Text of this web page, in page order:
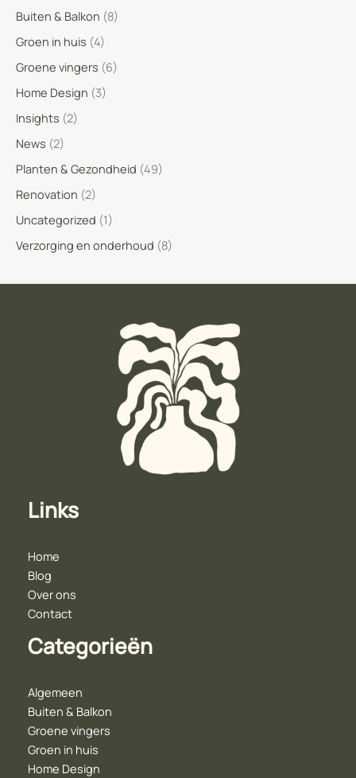
Buiten & Balkon (8)
Groen in huis (4)
Groene vingers (6)
Home Design (3)
Insights (2)
News (2)
Planten & Gezondheid (49)
Renovation (2)
Uncategorized (1)
Verzorging en onderhoud (8)
Links
Home
Blog
Over ons
Contact
Categorieën
Algemeen
Buiten & Balkon
Groene vingers
Groen in huis
Home Design